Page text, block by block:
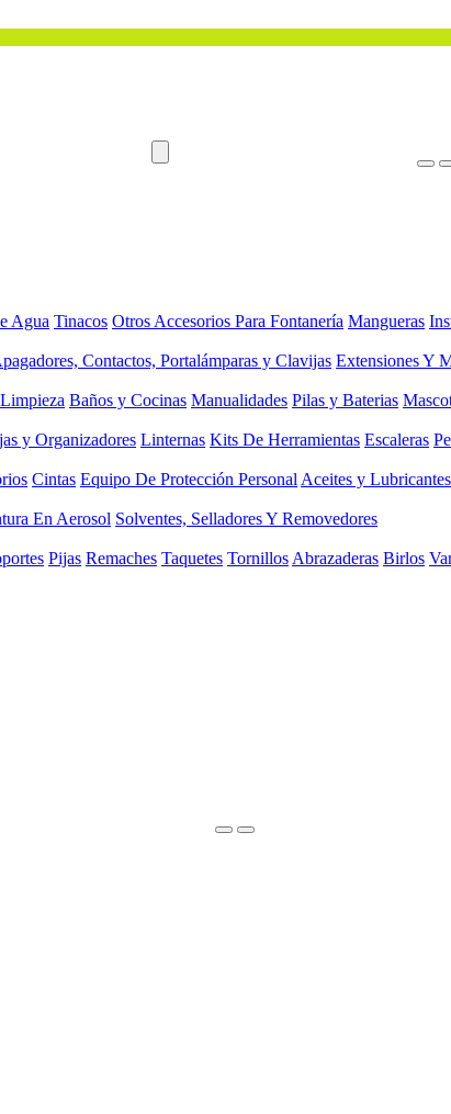
Agua Tinacos Otros Accesorios Para Fontanería Mangueras
Contactos, Portalámparas y Clavijas Extensiones Y
Limpieza Baños y Cocinas Manualidades Pilas y Baterias
y Organizadores Linternas Kits De Herramientas Escaleras
Cintas Equipo De Protección Personal Aceites y Lubricantes
En Aerosol Solventes, Selladores Y Removedores
Pijas Remaches Taquetes Tornillos Abrazaderas Birlos